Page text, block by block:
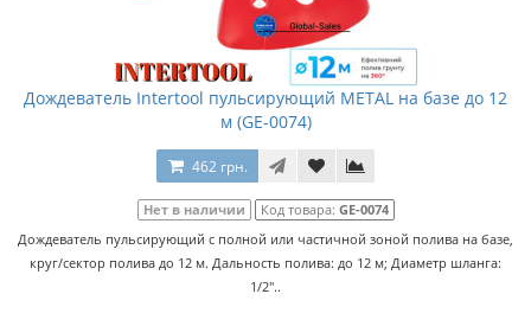
Дождеватель Intertool пульсирующий METAL на базе до 12
м (GE-0074)
462 грн.
Нет в наличии Код товара: GE-0074
Дождеватель пульсирующий с полной или частичной зоной полива на базе,
круг/сектор полива до 12 м. Дальность полива: до 12 м; Диаметр шланга:
1/2"..